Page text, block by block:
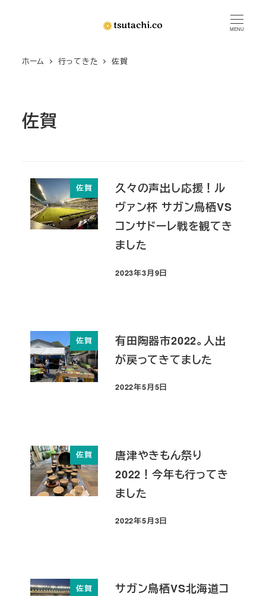
MENU
ホーム 行ってきた 佐賀
佐賀
佐賀
久々の声出し応援！ル
ヴァン杯 サガン鳥栖VS
コンサドーレ戦を観てき
ました
投稿日
2023年3月9日
佐賀
有田陶器市2022。人出
が戻ってきてました
投稿日
2022年5月5日
佐賀
唐津やきもん祭り
2022！今年も行ってき
ました
投稿日
2022年5月3日
佐賀
サガン鳥栖VS北海道コ